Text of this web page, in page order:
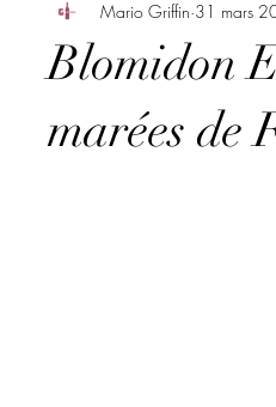
Blomidon
marées de
Mario Griffin 31 mars